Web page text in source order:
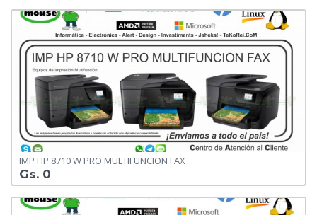
IMP HP 8710 W PRO MULTIFUNCION FAX
Gs. 0